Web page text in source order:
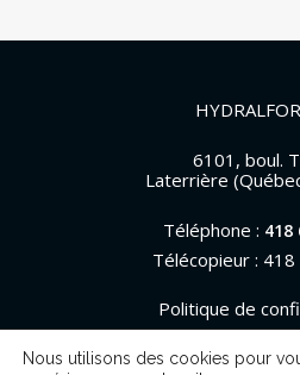
6101, boul.
Laterrière
Téléphone : 418
Télécopieur :
Politique de
Nous utilisons des cookies pour